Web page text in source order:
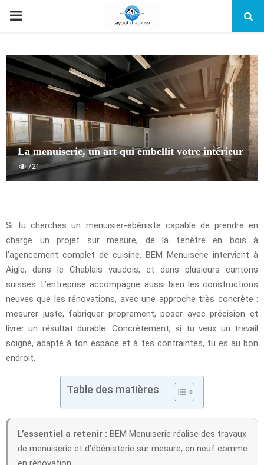
PRIMARY
La menuiserie, un art qui embellit votre intérieur
721
Si tu cherches un menuisier-ébéniste capable de prendre en
charge un projet sur mesure, de la fenêtre en bois à
l’agencement complet de cuisine, BEM Menuiserie intervient à
Aigle, dans le Chablais vaudois, et dans plusieurs cantons
suisses. L’entreprise accompagne aussi bien les constructions
neuves que les rénovations, avec une approche très concrète :
mesurer juste, fabriquer proprement, poser avec précision et
livrer un résultat durable. Concrètement, si tu veux un travail
soigné, adapté à ton espace et à tes contraintes, tu es au bon
endroit.
Table des matières
L’essentiel a retenir : BEM Menuiserie réalise des travaux
de menuiserie et d’ébénisterie sur mesure, en neuf comme